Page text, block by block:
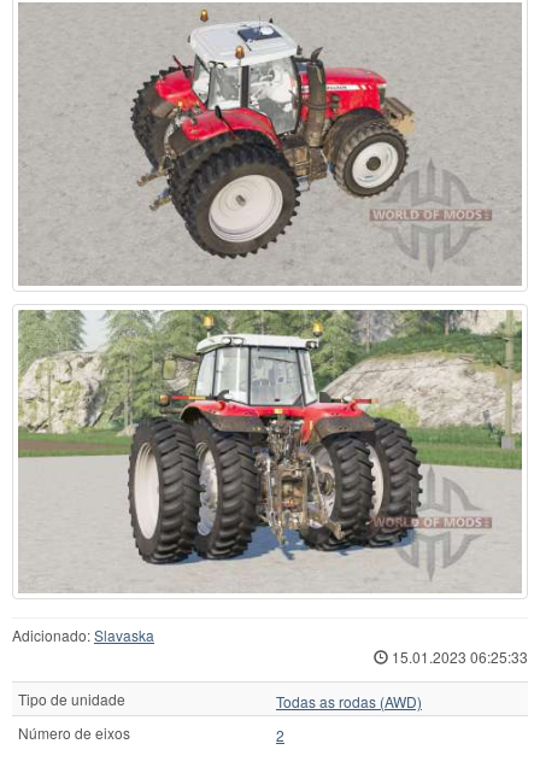
Adicionado:Slavaska
15.01.2023 06:25:33
Tipo de unidade
Todas as rodas (AWD)
Número de eixos
2